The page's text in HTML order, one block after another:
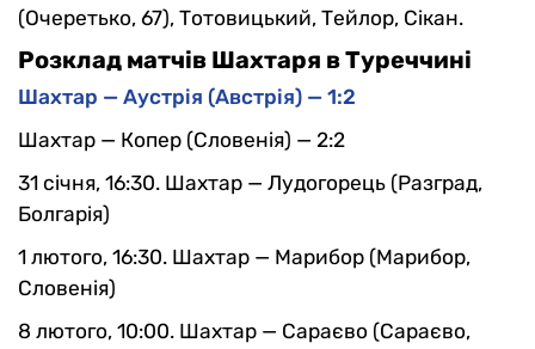
(Очеретько, 67), Тотовицький, Тейлор, Сікан.
Розклад матчів Шахтаря в Туреччині
Шахтар — Аустрія (Австрія) — 1:2
Шахтар — Копер (Словенія) — 2:2
31 січня, 16:30. Шахтар — Лудогорець (Разград,
Болгарія)
1 лютого, 16:30. Шахтар — Марибор (Марибор,
Словенія)
8 лютого, 10:00. Шахтар — Сараєво (Сараєво,